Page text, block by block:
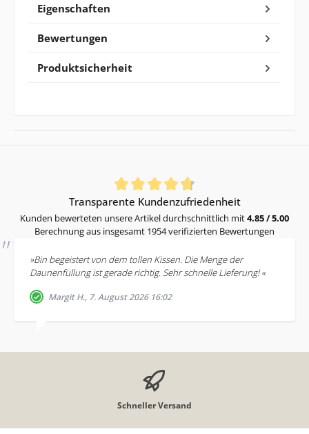
Eigenschaften
Bewertungen
Produktsicherheit
Durchschnittliche Bewertung von 4.85 von 5 Sternen
Transparente Kundenzufriedenheit
Kunden bewerteten unsere Artikel durchschnittlich mit4.85 / 5.00
Berechnung aus insgesamt 1954 verifizierten Bewertungen
»Bin begeistert von dem tollen Kissen. Die Menge der
Daunenfüllung ist gerade richtig. Sehr schnelle Lieferung! «
Margit H., 7. August 2026 16:02
Schneller Versand